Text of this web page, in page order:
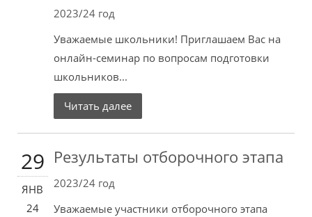
2023/24 год
Уважаемые школьники! Приглашаем Вас на
онлайн-семинар по вопросам подготовки
школьников...
Читать далее
29
ЯНВ
24
Результаты отборочного этапа
2023/24 год
Уважаемые участники отборочного этапа